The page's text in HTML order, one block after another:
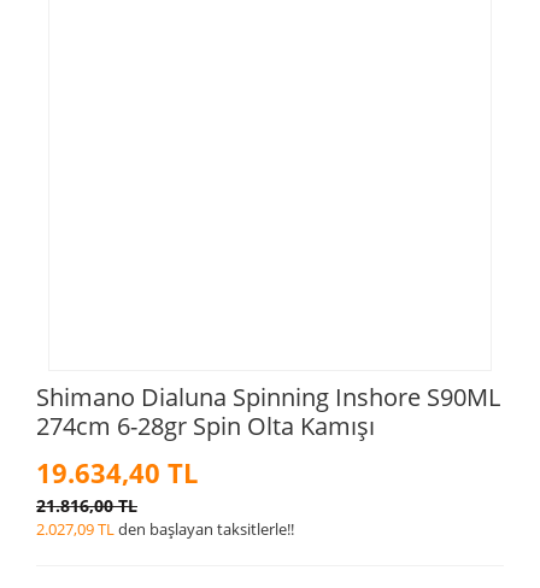
Shimano Dialuna Spinning Inshore S90ML
274cm 6-28gr Spin Olta Kamışı
19.634,40 TL
21.816,00 TL
2.027,09 TLden başlayan taksitlerle!!